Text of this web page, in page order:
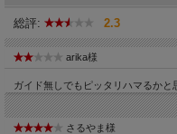
総評: 2.3
arika様
ガイド無しでもピッタリハマるかと
さるやま様